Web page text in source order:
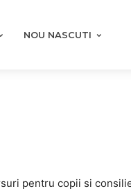
NOU NASCUTI
pentru copii si